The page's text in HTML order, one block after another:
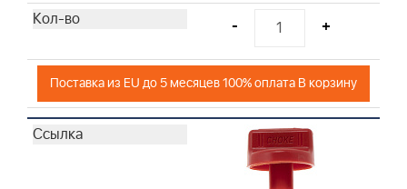
- +
Поставка из EU до 5 месяцев 100% оплата В корзину